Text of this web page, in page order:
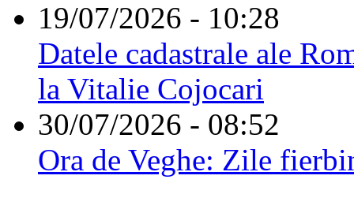
19/07/2026 - 10:28
Datele cadastrale ale
la Vitalie Cojocari
30/07/2026 - 08:52
Ora de Veghe: Zile